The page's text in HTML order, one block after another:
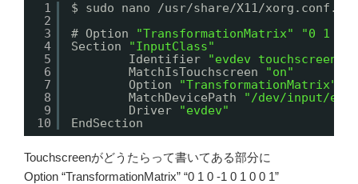
1
2
3
4
5
6
7
8
9
10
$ sudo nano /usr/share/X11/xorg.conf.d/
# Option
"TransformationMatrix"
"0 1 0
Section
"InputClass"
Identifier
"evdev touchscreen
MatchIsTouchscreen
"on"
Option
"TransformationMatrix"
MatchDevicePath
"/dev/input/
Driver
"evdev"
EndSection
Touchscreenがどうたらって書いてある部分に
Option “TransformationMatrix” “0 1 0 -1 0 1 0 0 1”